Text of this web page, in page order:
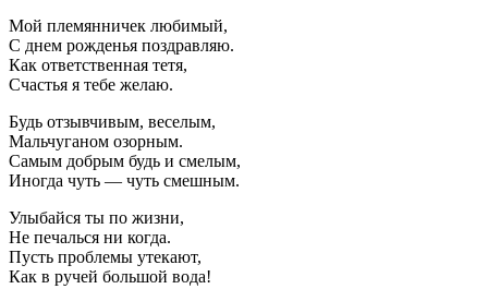
Мой племянничек любимый,
С днем рожденья поздравляю.
Как ответственная тетя,
Счастья я тебе желаю.
Будь отзывчивым, веселым,
Мальчуганом озорным.
Самым добрым будь и смелым,
Иногда чуть — чуть смешным.
Улыбайся ты по жизни,
Не печалься ни когда.
Пусть проблемы утекают,
Как в ручей большой вода!